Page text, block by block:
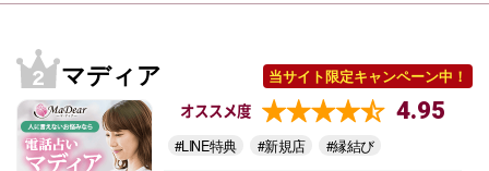
マディア 当サイト限定キャンペーン中！
オススメ度 4.95
#LINE特典 #新規店 #縁結び